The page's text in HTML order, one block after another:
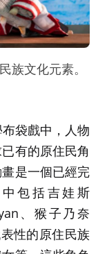
族文化元素。
袋戲中，人物
有的原住民角
是一個已經完
包括吉娃斯
、猴子乃奈
性的原住民族